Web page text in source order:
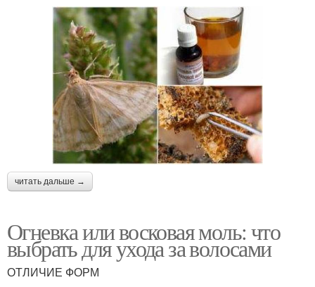
читать дальше →
Огневка или восковая моль: что
выбрать для ухода за волосами
ОТЛИЧИЕ ФОРМ